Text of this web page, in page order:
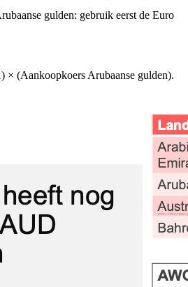
gulden: gebruik eerst de Euro
(Aankoopkoers Arubaanse gulden).